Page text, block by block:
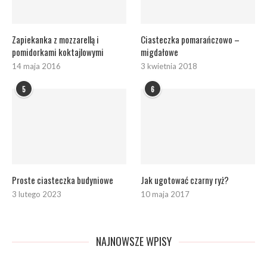
Zapiekanka z mozzarellą i
pomidorkami koktajlowymi
14 maja 2016
Ciasteczka pomarańczowo –
migdałowe
3 kwietnia 2018
5
Proste ciasteczka budyniowe
3 lutego 2023
6
Jak ugotować czarny ryż?
10 maja 2017
NAJNOWSZE WPISY